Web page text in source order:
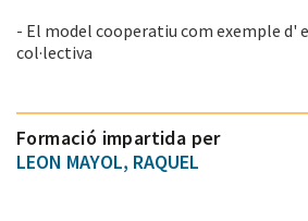
- El model cooperatiu com exemple d'
col·lectiva
Formació impartida per
LEON MAYOL, RAQUEL